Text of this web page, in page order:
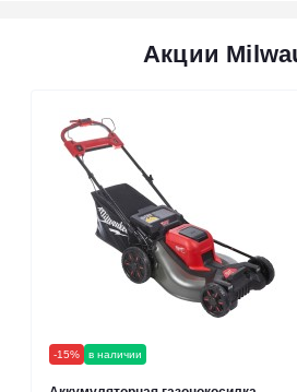
Акции
-15% в наличии